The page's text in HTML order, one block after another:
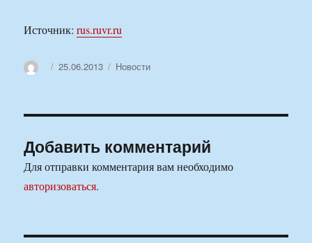
Источник:rus.ruvr.ru
АвторОпубликовано
25.06.2013 Рубрики
Новости
Добавить комментарий
Для отправки комментария вам необходимо
авторизоваться.